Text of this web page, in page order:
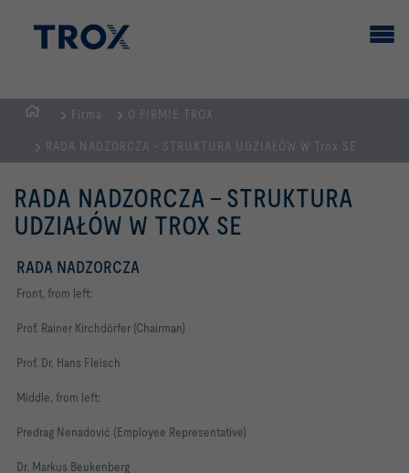
GŁÓWNA
Firma O FIRMIE TROX
RADA NADZORCZA - STRUKTURA UDZIAŁÓW W Trox SE
RADA NADZORCZA - STRUKTURA
UDZIAŁÓW W TROX SE
RADA NADZORCZA
Front, from left:
Prof. Rainer Kirchdörfer (Chairman)
Prof. Dr. Hans Fleisch
Middle, from left:
Predrag Nenadović (Employee Representative)
Dr. Markus Beukenberg